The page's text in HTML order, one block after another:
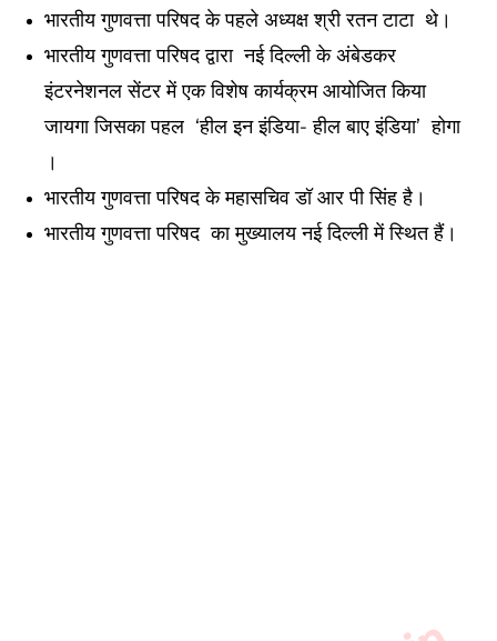
भारतीय गुणवत्ता परिषद के पहले अध्यक्ष श्री रतन टाटा थे।
भारतीय गुणवत्ता परिषद द्वारा नई दिल्ली के अंबेडकर
इंटरनेशनल सेंटर में एक विशेष कार्यक्रम आयोजित किया
जायगा जिसका पहल ‘हील इन इंडिया- हील बाए इंडिया’ होगा
।
भारतीय गुणवत्ता परिषद के महासचिव डॉ आर पी सिंह है।
भारतीय गुणवत्ता परिषद का मुख्यालय नई दिल्ली में स्थित हैं।